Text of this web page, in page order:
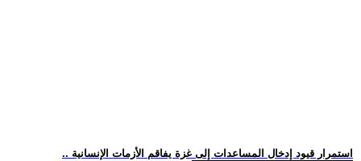
.. استمرار قيود إدخال المساعدات إلى غزة يفاقم الأزمات الإنسانية